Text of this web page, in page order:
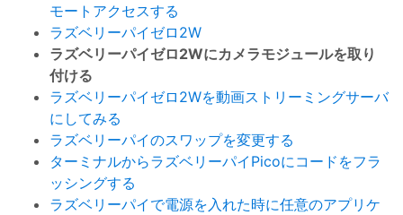
モートアクセスする
ラズベリーパイゼロ2W
ラズベリーパイゼロ2Wにカメラモジュールを取り
付ける
ラズベリーパイゼロ2Wを動画ストリーミングサーバ
にしてみる
ラズベリーパイのスワップを変更する
ターミナルからラズベリーパイPicoにコードをフラ
ッシングする
ラズベリーパイで電源を入れた時に任意のアプリケ